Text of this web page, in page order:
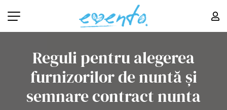
Reguli pentru alegerea
furnizorilor de nuntă și
semnare contract nunta